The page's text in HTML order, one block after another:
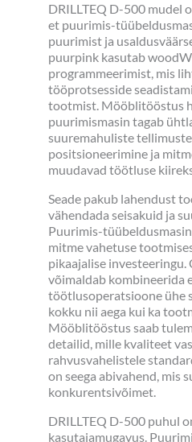
DRILLTEQ D-500 mudel
et puurimis-
puurimist ja
puurpink kasutab
programmeerimist, mis
tööprotsesside
tootmist. Mööblitööstus
puurimismasin tagab
suuremahuliste
positsioneerimine ja
muudavad töötluse
Seade pakub lahendust
vähendada seisakuid ja
Puurimis-
mitme vahetuse
pikaajalise investeeringu.
võimaldab kombineerida
töötlusoperatsioone ühe
kokku nii aega kui ka
Mööblitööstus saab
detailid, mille kvaliteet
rahvusvahelistele
on seega abivahend, mis
konkurentsivõimet.
DRILLTEQ D-500 puhul
kasutajamugavus.